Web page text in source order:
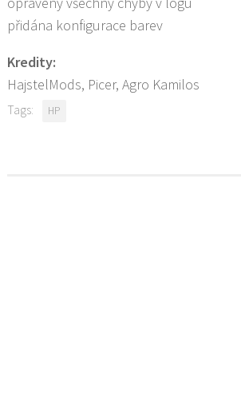
přidána konfigurace barev
Kredity:
HajstelMods, Picer, Agro Kamilos
Tags: HP